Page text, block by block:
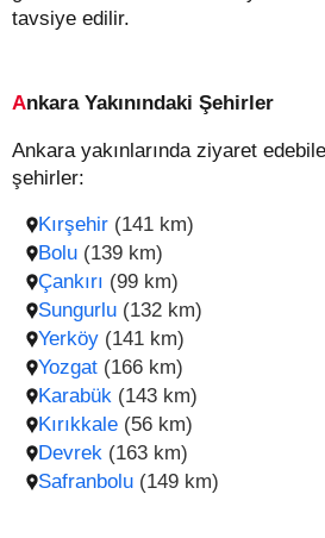
tavsiye edilir.
Ankara Yakınındaki Şehirler
Ankara yakınlarında ziyaret
şehirler:
Kırşehir (141 km)
Yozgat (166 km)
Bolu (139 km)
Karabük (143 km)
Çankırı (99 km)
Kırıkkale (56 km)
Sungurlu (132 km)
Devrek (163 km)
Yerköy (141 km)
Safranbolu (149 km)